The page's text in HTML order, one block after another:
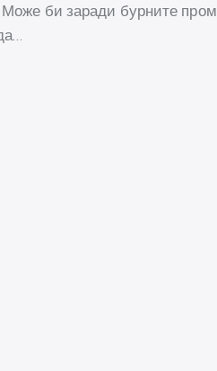
би заради бурните